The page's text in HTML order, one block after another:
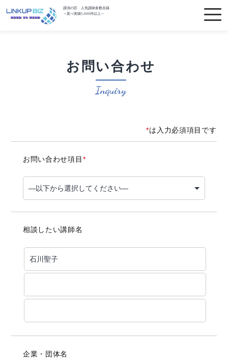
講演の匠 人気講師多数在籍
～延べ実績5,000件以上～
お問い合わせ
Inquiry
*は入力必須項目です
お問い合わせ項目 *
相談したい講師名
企業・団体名